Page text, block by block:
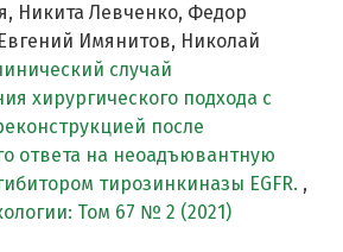
Никита Левченко, Федор
Имянитов, Николай
случай
хирургического подхода с
после
ответа на неоадъювантную
тирозинкиназы EGFR. ,
Том 67 № 2 (2021)